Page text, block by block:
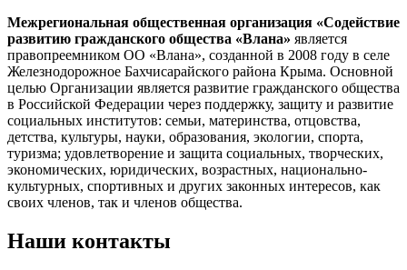
Межрегиональная общественная организация «Содействие
развитию гражданского общества «Влана» является
правопреемником ОО «Влана», созданной в 2008 году в селе
Железнодорожное Бахчисарайского района Крыма. Основной
целью Организации является развитие гражданского общества
в Российской Федерации через поддержку, защиту и развитие
социальных институтов: семьи, материнства, отцовства,
детства, культуры, науки, образования, экологии, спорта,
туризма; удовлетворение и защита социальных, творческих,
экономических, юридических, возрастных, национально-
культурных, спортивных и других законных интересов, как
своих членов, так и членов общества.
Наши контакты